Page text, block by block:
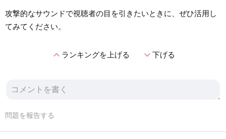
攻撃的なサウンドで視聴者の目を引きたいときに、ぜひ活用し
てみてください。
expand_lessランキングを上げる expand_more下げる
問題を報告する